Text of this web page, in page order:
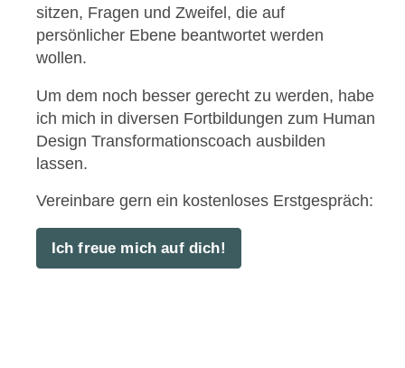
sitzen, Fragen und Zweifel, die auf
persönlicher Ebene beantwortet werden
wollen.
Um dem noch besser gerecht zu werden, habe
ich mich in diversen Fortbildungen zum Human
Design Transformations­coach ausbilden
lassen.
Vereinbare gern ein kostenloses Erstgespräch:
Ich freue mich auf dich!